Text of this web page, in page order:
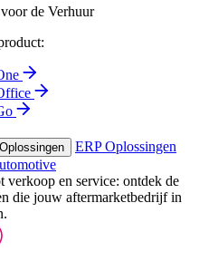
de Verhuur
ERP Oplossingen
verkoop en service: ontdek de
die jouw aftermarketbedrijf in